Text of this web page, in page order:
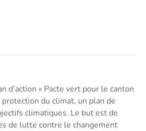
d’action « Pacte vert pour le canton
du climat, un plan de
climatiques. Le but est de
de lutte contre le changement